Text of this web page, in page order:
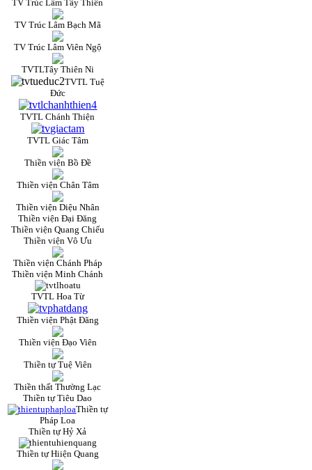
TV Trúc Lâm Tây Thiên
TV Trúc Lâm Bạch Mã
TV Trúc Lâm Viên Ngộ
TVTLTây Thiên Ni
TVTL Tuệ
Đức
TVTL Chánh Thiện
TVTL Giác Tâm
Thiền viện Bồ Đề
Thiền viện Chân Tâm
Thiền viện Diệu Nhân
Thiền viện Đại Đăng
Thiền viện Quang Chiếu
Thiền viện Vô Ưu
Thiền viện Chánh Pháp
Thiền viện Minh Chánh
TVTL Hoa Từ
Thiền viện Phật Đăng
Thiền viện Đạo Viên
Thiền tự Tuệ Viên
Thiền thất Thường Lạc
Thiền tự Tiêu Dao
Thiền tự
Pháp Loa
Thiền tự Hỷ Xả
Thiền tự Hiiện Quang